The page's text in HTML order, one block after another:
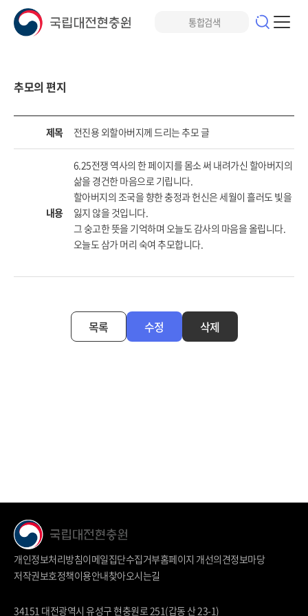
추모의 편지
제목 전진용 외할아버지께 드리는 추모 글
내용
6.25전쟁 역사의 한 페이지를 몸소 써 내려가신 할아버지의
삶을 경건한 마음으로 기립니다.
할아버지의 조국을 향한 충정과 헌신은 세월이 흘러도 빛을
잃지 않을 것입니다.
그 숭고한 뜻을 기억하며 오늘도 감사의 마음을 올립니다.
오늘도 삼가 머리 숙여 추모합니다.
목록 수정 삭제
개인정보처리방침이메일집단수집거부홈페이지 개선의견정보마당
저작권보호정책이용안내찾아오시는길
34151 대전광역시 유성구 현충원로 251(갑동 산 23-1)